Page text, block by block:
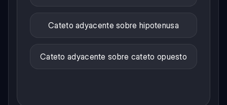
Cateto adyacente sobre hipotenusa
Cateto adyacente sobre cateto opuesto